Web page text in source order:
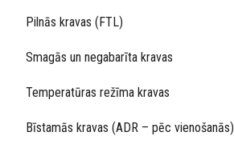
Pilnās kravas (FTL)
Smagās un negabarīta kravas
Temperatūras režīma kravas
Bīstamās kravas (ADR – pēc vienošanās)